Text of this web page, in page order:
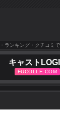
ランキング・クチコミ
キャスト